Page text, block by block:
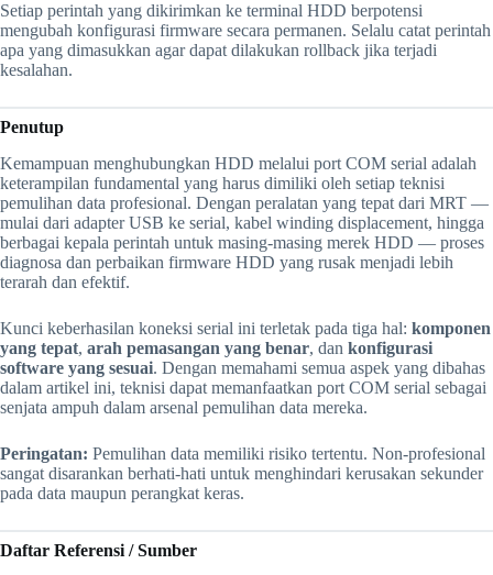
Setiap perintah yang dikirimkan ke terminal HDD berpotensi
mengubah konfigurasi firmware secara permanen. Selalu catat perintah
apa yang dimasukkan agar dapat dilakukan rollback jika terjadi
kesalahan.
Penutup
Kemampuan menghubungkan HDD melalui port COM serial adalah
keterampilan fundamental yang harus dimiliki oleh setiap teknisi
pemulihan data profesional. Dengan peralatan yang tepat dari MRT —
mulai dari adapter USB ke serial, kabel winding displacement, hingga
berbagai kepala perintah untuk masing-masing merek HDD — proses
diagnosa dan perbaikan firmware HDD yang rusak menjadi lebih
terarah dan efektif.
Kunci keberhasilan koneksi serial ini terletak pada tiga hal: komponen
yang tepat, arah pemasangan yang benar, dan konfigurasi
software yang sesuai. Dengan memahami semua aspek yang dibahas
dalam artikel ini, teknisi dapat memanfaatkan port COM serial sebagai
senjata ampuh dalam arsenal pemulihan data mereka.
Peringatan: Pemulihan data memiliki risiko tertentu. Non-profesional
sangat disarankan berhati-hati untuk menghindari kerusakan sekunder
pada data maupun perangkat keras.
Daftar Referensi / Sumber